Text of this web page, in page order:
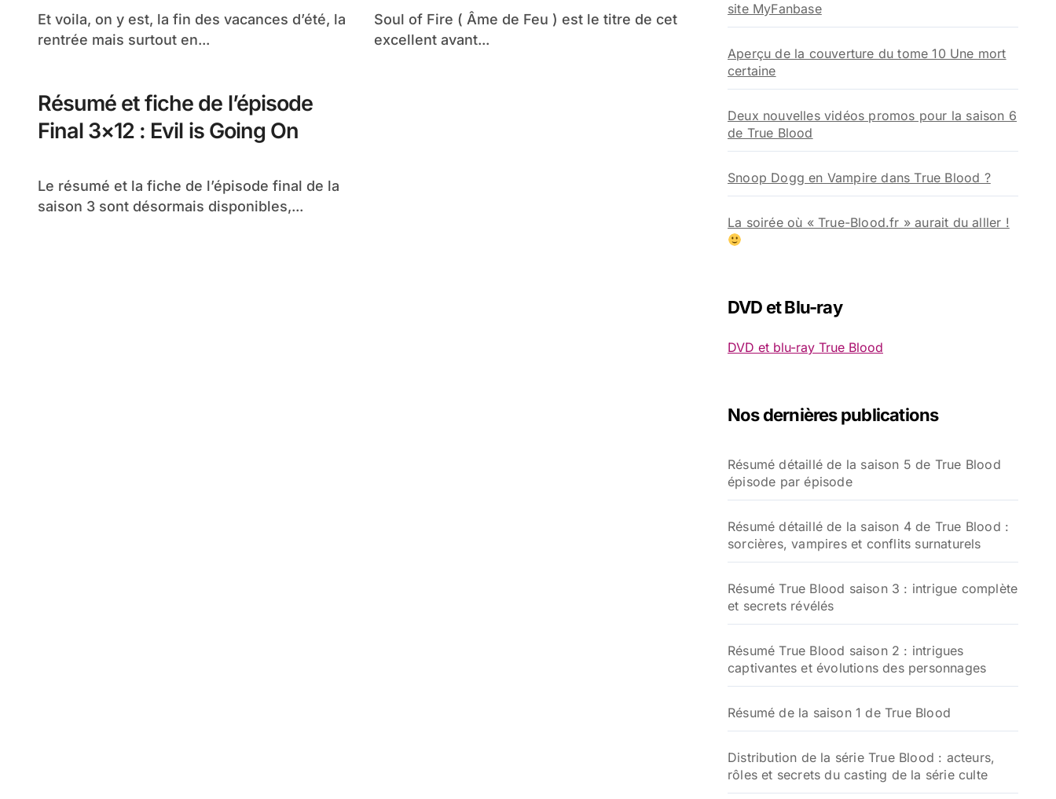
Et voila, on y est, la fin des vacances d’été, la
rentrée mais surtout en...
Soul of Fire ( Âme de Feu ) est le titre de cet
excellent avant...
Résumé et fiche de l’épisode
Final 3×12 : Evil is Going On
Le résumé et la fiche de l’épisode final de la
saison 3 sont désormais disponibles,...
site MyFanbase
Aperçu de la couverture du tome 10 Une mort
certaine
Deux nouvelles vidéos promos pour la saison 6
de True Blood
Snoop Dogg en Vampire dans True Blood ?
La soirée où « True-Blood.fr » aurait du alller !
DVD et Blu-ray
DVD et blu-ray True Blood
Nos dernières publications
Résumé détaillé de la saison 5 de True Blood
épisode par épisode
Résumé détaillé de la saison 4 de True Blood :
sorcières, vampires et conflits surnaturels
Résumé True Blood saison 3 : intrigue complète
et secrets révélés
Résumé True Blood saison 2 : intrigues
captivantes et évolutions des personnages
Résumé de la saison 1 de True Blood
Distribution de la série True Blood : acteurs,
rôles et secrets du casting de la série culte